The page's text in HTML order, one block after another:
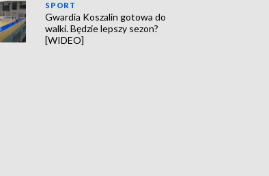
SPORT
Gwardia Koszalin gotowa do
walki. Będzie lepszy sezon?
[WIDEO]